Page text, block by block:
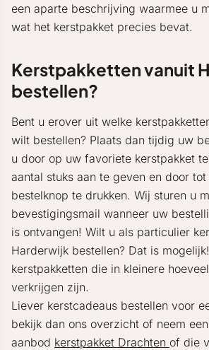
een aparte beschrijving waarmee u
wat het kerstpakket precies bevat.
Kerstpakketten vanuit
bestellen?
Bent u erover uit welke
wilt bestellen? Plaats dan tijdig uw
u door op uw favoriete kerstpakket
aantal stuks aan te geven en door
bestelknop te drukken. Wij sturen u
bevestigingsmail wanneer uw
is ontvangen! Wilt u als particulier
Harderwijk bestellen? Dat is
kerstpakketten die in kleinere
verkrijgen zijn.
Liever kerstcadeaus bestellen voor
bekijk dan ons overzicht of neem
aanbod kerstpakket Drachten of die